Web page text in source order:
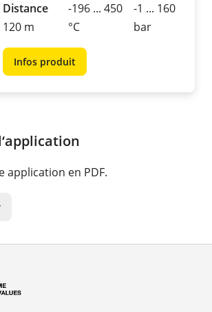
Distance
120 m
-196 ... 450
°C
-1 ... 160
bar
Infos produit
application en PDF.